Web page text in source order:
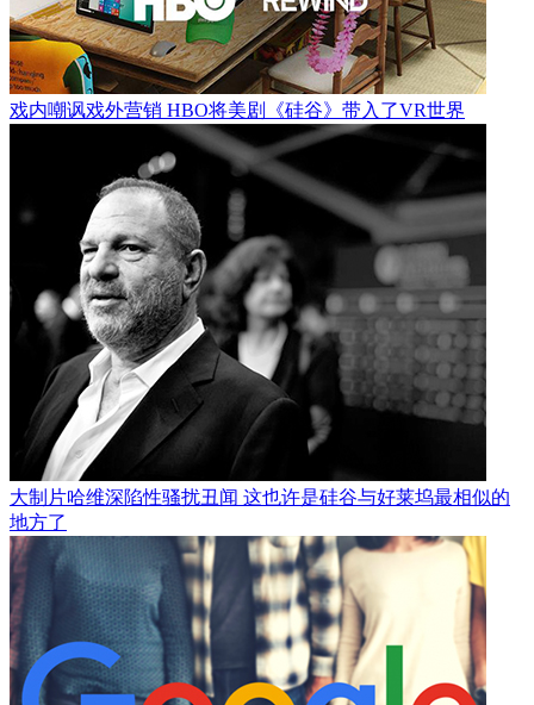
戏内嘲讽戏外营销 HBO将美剧《硅谷》带入了VR世界
大制片哈维深陷性骚扰丑闻 这也许是硅谷与好莱坞最相似的
地方了